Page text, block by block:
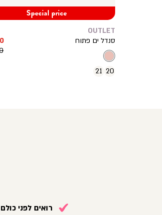
Special price
OUTLET
סנדל ים פתוח
20
21
רואים לפני כולם